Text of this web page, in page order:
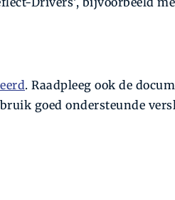
. Raadpleeg ook de
goed ondersteunde